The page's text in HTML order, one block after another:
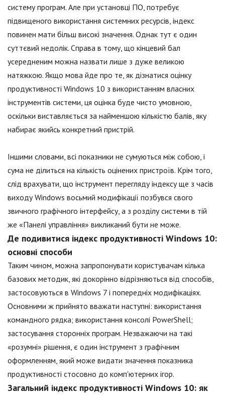
систему програм. Але при установці ПО, потребує
підвищеного використання системних ресурсів, індекс
повинен мати більш високі значення. Однак тут є один
суттєвий недолік. Справа в тому, що кінцевий бал
усередненим можна назвати лише з дуже великою
натяжкою. Якщо мова йде про те, як дізнатися оцінку
продуктивності Windows 10 з використанням власних
інструментів системи, ця оцінка буде чисто умовною,
оскільки виставляється за найменшою кількістю балів, яку
набирає якийсь конкретний пристрій.
Іншими словами, всі показники не сумуються між собою, і
сума не ділиться на кількість оцінених пристроїв. Крім того,
слід врахувати, що інструмент перегляду індексу ще з часів
виходу Windows восьмий модифікації позбувся свого
звичного графічного інтерфейсу, а з розділу системи в тій
же «Панелі управління» викликаний бути не може.
Де подивитися індекс продуктивності Windows 10:
основні способи
Таким чином, можна запропонувати користувачам кілька
базових методик, які докорінно відрізняються від способів,
застосовуються в Windows 7 і попередніх модифікаціях.
Основними ж прийнято вважати наступні: використання
командного рядка; використання консолі PowerShell;
застосування сторонніх програм. Незважаючи на такі
«розумні» рішення, є один інструмент з графічним
оформленням, який може видати значення показника
продуктивності стосовно до комп'ютерних ігор.
Загальний індекс продуктивності Windows 10: як